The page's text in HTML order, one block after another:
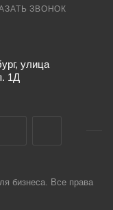
ЗВОНОК
улица
1Д
бизнеса. Все права